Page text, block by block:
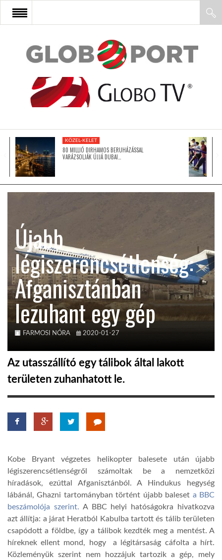
FŐOLDAL
AFRIKA
ÁZSIA
KÖZEL-KELET
AUSZTRÁLIA
A VILÁG ITTHON
GLOBOTV
AFRIKA TUDÁSTÁR
KÖZEL-KELET
80 MILLIÓ DIRHAMOS BERUHÁZÁSSAL
VARÁZSOLJÁK ÚJJÁ DUBAI…
Újabb
légiszerencsétlenség:
Afganisztánban
lezuhant egy gép
FARMOSI NÓRA 2020-01-27
Az utasszállító egy tálibok által lakott
területen zuhanhatott le.
Kobe Bryant végzetes helikopter balesete után újabb
légiszerencsétlenségről számoltak be a nemzetközi
híradások, ezúttal Afganisztánból. A Hindukus hegység
lábánál, Ghazni tartományban történt újabb baleset a BBC
beszámolója szerint. A BBC helyi hatóságokra hivatkozva
azt állítja: a járat Heratból Kabulba tartott és tálib területen
csapódott a földbe, így a tálibok kezdték meg a mentést. A
híreknek ellent mond, hogy a légitársaság cáfolta a hírt.
Közleményük szerint nem hozzájuk tartozik a gép, mely